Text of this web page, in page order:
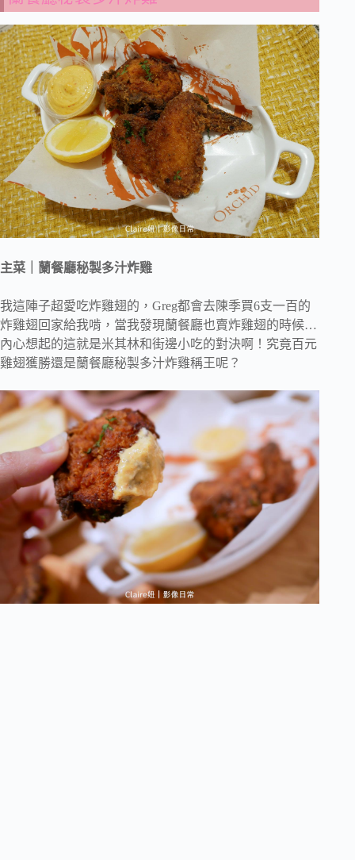
主菜｜蘭餐廳秘製多汁炸雞
我這陣子超愛吃炸雞翅的，Greg都會去陳季買6支一百的
炸雞翅回家給我啃，當我發現蘭餐廳也賣炸雞翅的時候…
內心想起的這就是米其林和街邊小吃的對決啊！究竟百元
雞翅獲勝還是蘭餐廳秘製多汁炸雞稱王呢？